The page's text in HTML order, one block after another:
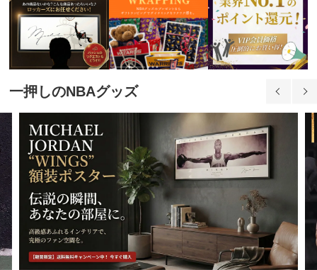
一押しのNBAグッズ